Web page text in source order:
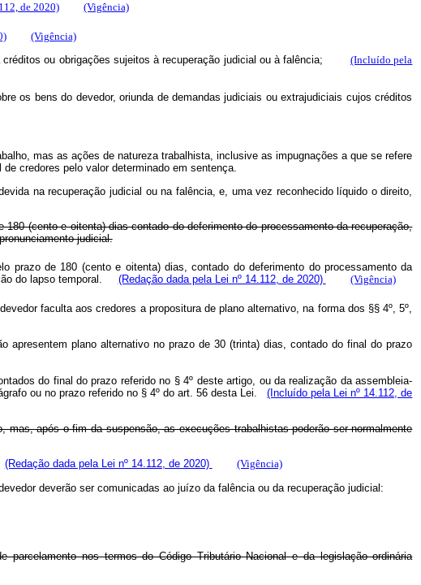
de 2020) (Vigência)
(Vigência)
ou obrigações sujeitos à recuperação judicial ou à falência;
(Incluído pela
os bens do devedor, oriunda de demandas judiciais ou extrajudiciais cujos créditos
mas as ações de natureza trabalhista, inclusive as impugnações a que se refere
credores pelo valor determinado em sentença.
na recuperação judicial ou na falência, e, uma vez reconhecido líquido o direito,
(cento e oitenta) dias contado do deferimento do processamento da recuperação,
judicial.
prazo de 180 (cento e oitenta) dias, contado do deferimento do processamento da
do lapso temporal. (Redação dada pela Lei nº 14.112, de 2020) (Vigência)
faculta aos credores a propositura de plano alternativo, na forma dos §§ 4º, 5º,
apresentem plano alternativo no prazo de 30 (trinta) dias, contado do final do prazo
do final do prazo referido no § 4º deste artigo, ou da realização da assembleia-
ou no prazo referido no § 4º do art. 56 desta Lei.(Incluído pela Lei nº 14.112, de
após o fim da suspensão, as execuções trabalhistas poderão ser normalmente
(Redação dada pela Lei nº 14.112, de 2020)
(Vigência)
deverão ser comunicadas ao juízo da falência ou da recuperação judicial:
nos termos do Código Tributário Nacional e da legislação ordinária